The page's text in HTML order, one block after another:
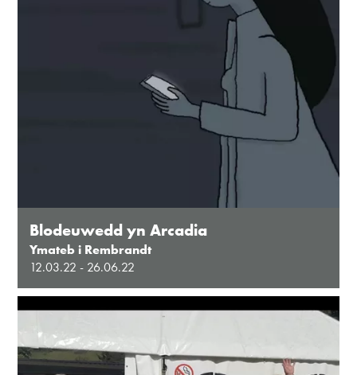
Blodeuwedd yn Arcadia
Ymateb i Rembrandt
12.03.22 - 26.06.22